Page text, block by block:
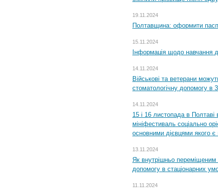
19.11.2024
Полтавщина: оформити
15.11.2024
Інформація щодо навчання
14.11.2024
Військові та ветерани
стоматологічну допомогу в
14.11.2024
15 і 16 листопада в
мініфестиваль соціально
основними дієвцями якого є
13.11.2024
Як внутрішньо переміщеним
допомогу в стаціонарних
11.11.2024